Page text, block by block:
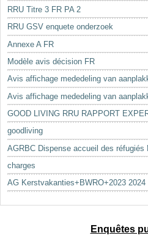
RRU Titre 3 FR PA 2
RRU GSV enquete onderzoek
Annexe A FR
Modèle avis décision FR
Avis affichage mededeling van
Avis affichage mededeling van
GOOD LIVING RRU RAPPORT
goodliving
AGRBC Dispense accueil des réfugiés
charges
AG Kerstvakanties+BWRO+2023 2024
Enquêtes